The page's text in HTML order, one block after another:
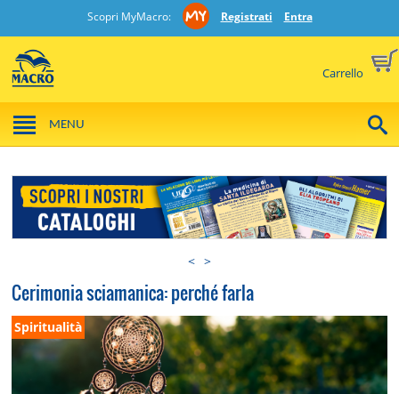
Scopri MyMacro: Registrati Entra
Carrello
MENU
< >
Cerimonia sciamanica: perché farla
Spiritualità